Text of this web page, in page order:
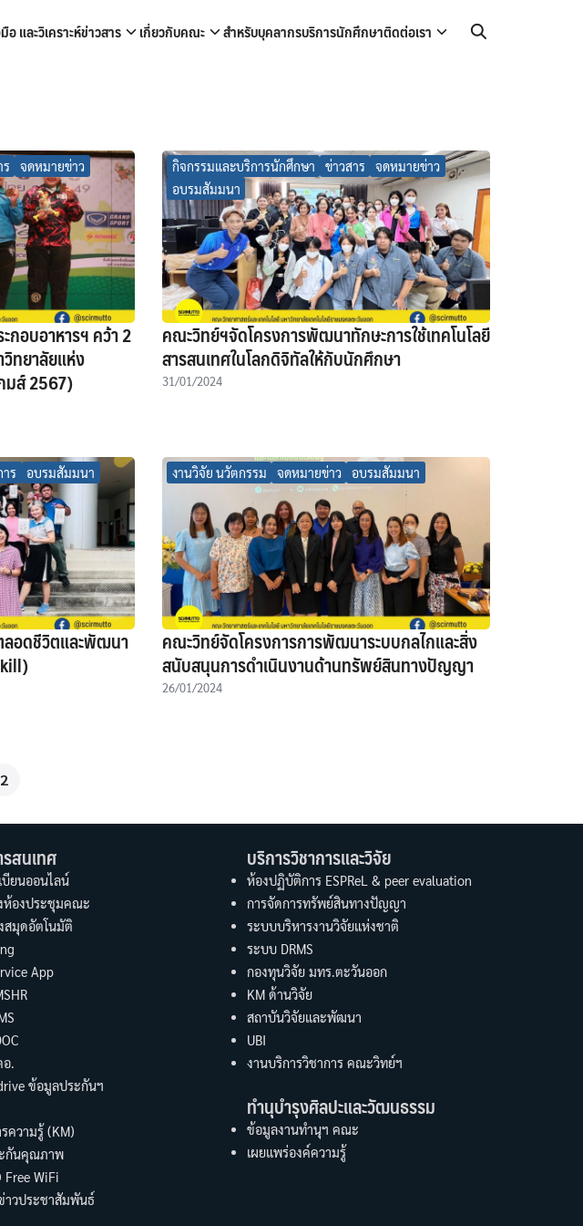
และวิเคราะห์ข่าวสาร เกี่ยวกับคณะ สำหรับบุคลากรบริการนักศึกษาติดต่อเรา
ร
จดหมายข่าว
กอบอาหารฯ คว้า 2
ทยาลัยแห่ง
มส์ 2567)
กิจกรรมและบริการนักศึกษา ข่าวสาร
จดหมายข่าว
อบรมสัมมนา
คณะวิทย์ฯจัดโครงการพัฒนาทักษะการใช้เทคโนโลยี
สารสนเทศในโลกดิจิทัลให้กับนักศึกษา
31/01/2024
ร อบรมสัมมนา
ลอดชีวิตและพัฒนา
งานวิจัย นวัตกรรม จดหมายข่าว อบรมสัมมนา
คณะวิทย์จัดโครงการการพัฒนาระบบกลไกและสิ่ง
สนับสนุนการดำเนินงานด้านทรัพย์สินทางปัญญา
26/01/2024
2
สนเทศ
บียนออนไลน์
ห้องประชุมคณะ
สมุดอัตโนมัติ
App
.
ข้อมูลประกันฯ
ความรู้ (KM)
กันคุณภาพ
Free WiFi
าวประชาสัมพันธ์
บริการวิชาการและวิจัย
ห้องปฏิบัติการ ESPReL & peer evaluation
การจัดการทรัพย์สินทางปัญญา
ระบบบริหารงานวิจัยแห่งชาติ
ระบบ DRMS
กองทุนวิจัย มทร.ตะวันออก
KM ด้านวิจัย
สถาบันวิจัยและพัฒนา
UBI
งานบริการวิชาการ คณะวิทย์ฯ
ทำนุบำรุงศิลปะและวัฒนธรรม
ข้อมูลงานทำนุฯ คณะ
เผยแพร่องค์ความรู้